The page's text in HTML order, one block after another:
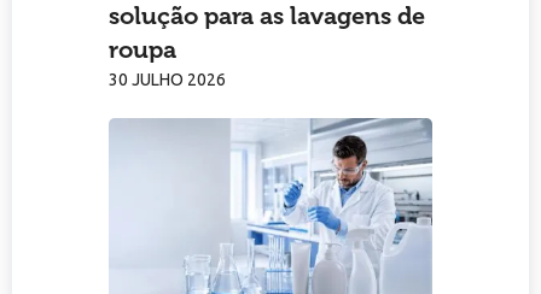
solução para as lavagens de
roupa
30 JULHO 2026